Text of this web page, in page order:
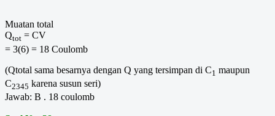
Muatan total
Qtot = CV
= 3(6) = 18 Coulomb
(Qtotal sama besarnya dengan Q yang tersimpan di C1 maupun
C2345 karena susun seri)
Jawab: B . 18 coulomb